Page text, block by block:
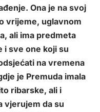
Ona je na svoj
vrijeme, uglavnom
ali ima predmeta
i sve one koji su
na vremena
je Premuda imala
ribarske, ali i
vjerujem da su